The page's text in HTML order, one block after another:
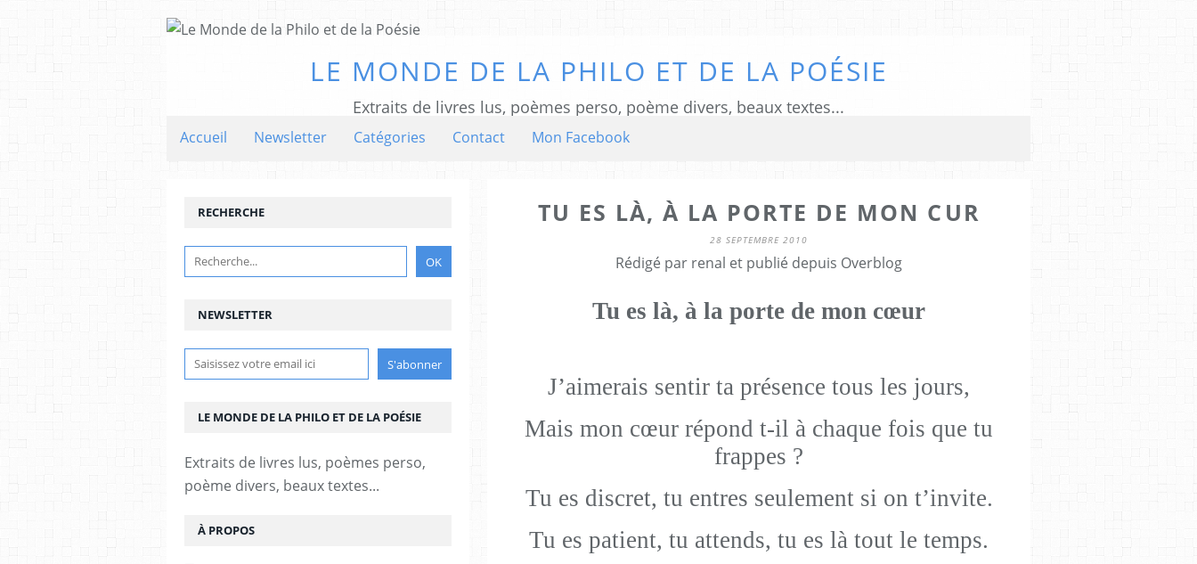
LE MONDE DE LA PHILO ET DE LA POÉSIE
Extraits de livres lus, poèmes perso, poème divers, beaux textes...
Accueil Newsletter Catégories Contact Mon Facebook
TU ES LÀ, À LA PORTE DE MON CUR
28 SEPTEMBRE 2010
Rédigé par renal et publié depuis Overblog
Tu es là, à la porte de mon cœur
J’aimerais sentir ta présence tous les jours,
Mais mon cœur répond t-il à chaque fois que tu
frappes ?
Tu es discret, tu entres seulement si on t’invite.
Tu es patient, tu attends, tu es là tout le temps.
NEWSLETTER
RECHERCHE
LE MONDE DE LA PHILO ET DE LA POÉSIE
Extraits de livres lus, poèmes perso,
poème divers, beaux textes...
À PROPOS